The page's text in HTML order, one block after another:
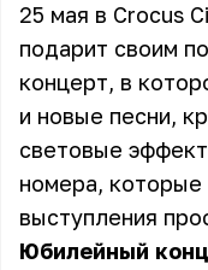
25 мая в Crocus
подарит своим
концерт, в
и новые песни,
световые
номера,
выступления
Юбилейный